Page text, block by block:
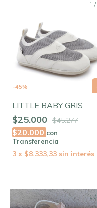
1 /
-45%
LITTLE BABY GRIS
$25.000 $45.277
$20.000 con
Transferencia
3 x $8.333,33 sin interés
1/